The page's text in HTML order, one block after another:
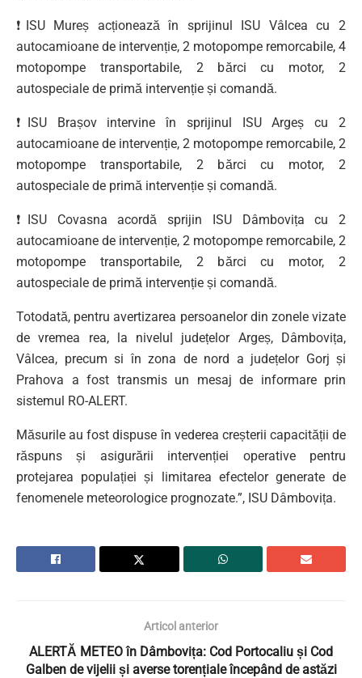
❗ISU Mureș acționează în sprijinul ISU Vâlcea cu 2
autocamioane de intervenție, 2 motopompe remorcabile, 4
motopompe transportabile, 2 bărci cu motor, 2
autospeciale de primă intervenție și comandă.
❗ISU Brașov intervine în sprijinul ISU Argeș cu 2
autocamioane de intervenție, 2 motopompe remorcabile, 2
motopompe transportabile, 2 bărci cu motor, 2
autospeciale de primă intervenție și comandă.
❗ISU Covasna acordă sprijin ISU Dâmbovița cu 2
autocamioane de intervenție, 2 motopompe remorcabile, 2
motopompe transportabile, 2 bărci cu motor, 2
autospeciale de primă intervenție și comandă.
Totodată, pentru avertizarea persoanelor din zonele vizate
de vremea rea, la nivelul județelor Argeș, Dâmbovița,
Vâlcea, precum si în zona de nord a județelor Gorj și
Prahova a fost transmis un mesaj de informare prin
sistemul RO-ALERT.
Măsurile au fost dispuse în vederea creșterii capacității de
răspuns și asigurării intervenției operative pentru
protejarea populației și limitarea efectelor generate de
fenomenele meteorologice prognozate.”, ISU Dâmbovița.
Articol anterior
ALERTĂ METEO în Dâmbovița: Cod Portocaliu și Cod
Galben de vijelii și averse torențiale începând de astăzi